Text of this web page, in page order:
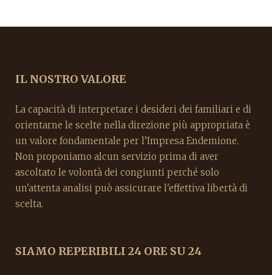
IL NOSTRO VALORE
La capacità di interpretare i desideri dei familiari e di
orientarne le scelte nella direzione più appropriata è
un valore fondamentale per l’Impresa Endemione.
Non proponiamo alcun servizio prima di aver
ascoltato le volontà dei congiunti perché solo
un'attenta analisi può assicurare l'effettiva libertà di
scelta.
SIAMO REPERIBILI 24 ORE SU 24